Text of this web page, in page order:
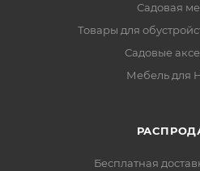
Садовая
Товары для
Садовые
Мебель для
Бесплатная